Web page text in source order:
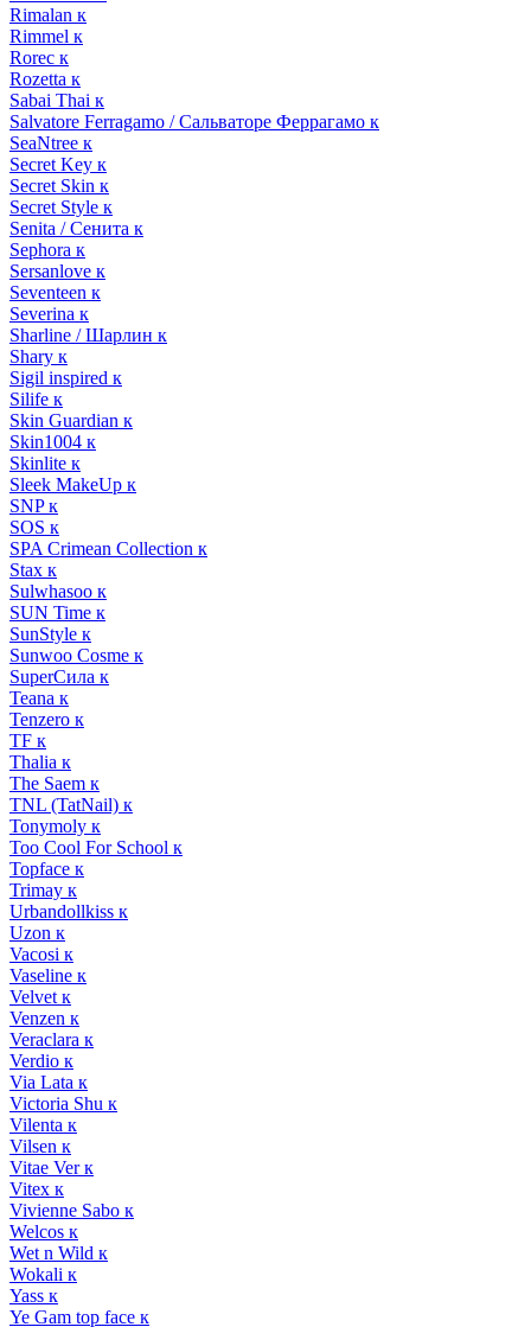
Rimalan к
Rimmel к
Rorec к
Rozetta к
Sabai Thai к
Salvatore Ferragamo / Сальваторе Феррагамо к
SeaNtree к
Secret Key к
Secret Skin к
Secret Style к
Senita / Сенита к
Sephora к
Sersanlove к
Seventeen к
Severina к
Sharline / Шарлин к
Shary к
Sigil inspired к
Silife к
Skin Guardian к
Skin1004 к
Skinlite к
Sleek MakeUp к
SNP к
SOS к
SPA Crimean Collection к
Stax к
Sulwhasoo к
SUN Time к
SunStyle к
Sunwoo Cosme к
SuperСила к
Teana к
Tenzero к
TF к
Thalia к
The Saem к
TNL (TatNail) к
Tonymoly к
Too Cool For School к
Topface к
Trimay к
Urbandollkiss к
Uzon к
Vacosi к
Vaseline к
Velvet к
Venzen к
Veraclara к
Verdio к
Via Lata к
Victoria Shu к
Vilenta к
Vilsen к
Vitae Ver к
Vitex к
Vivienne Sabo к
Welcos к
Wet n Wild к
Wokali к
Yass к
Ye Gam top face к